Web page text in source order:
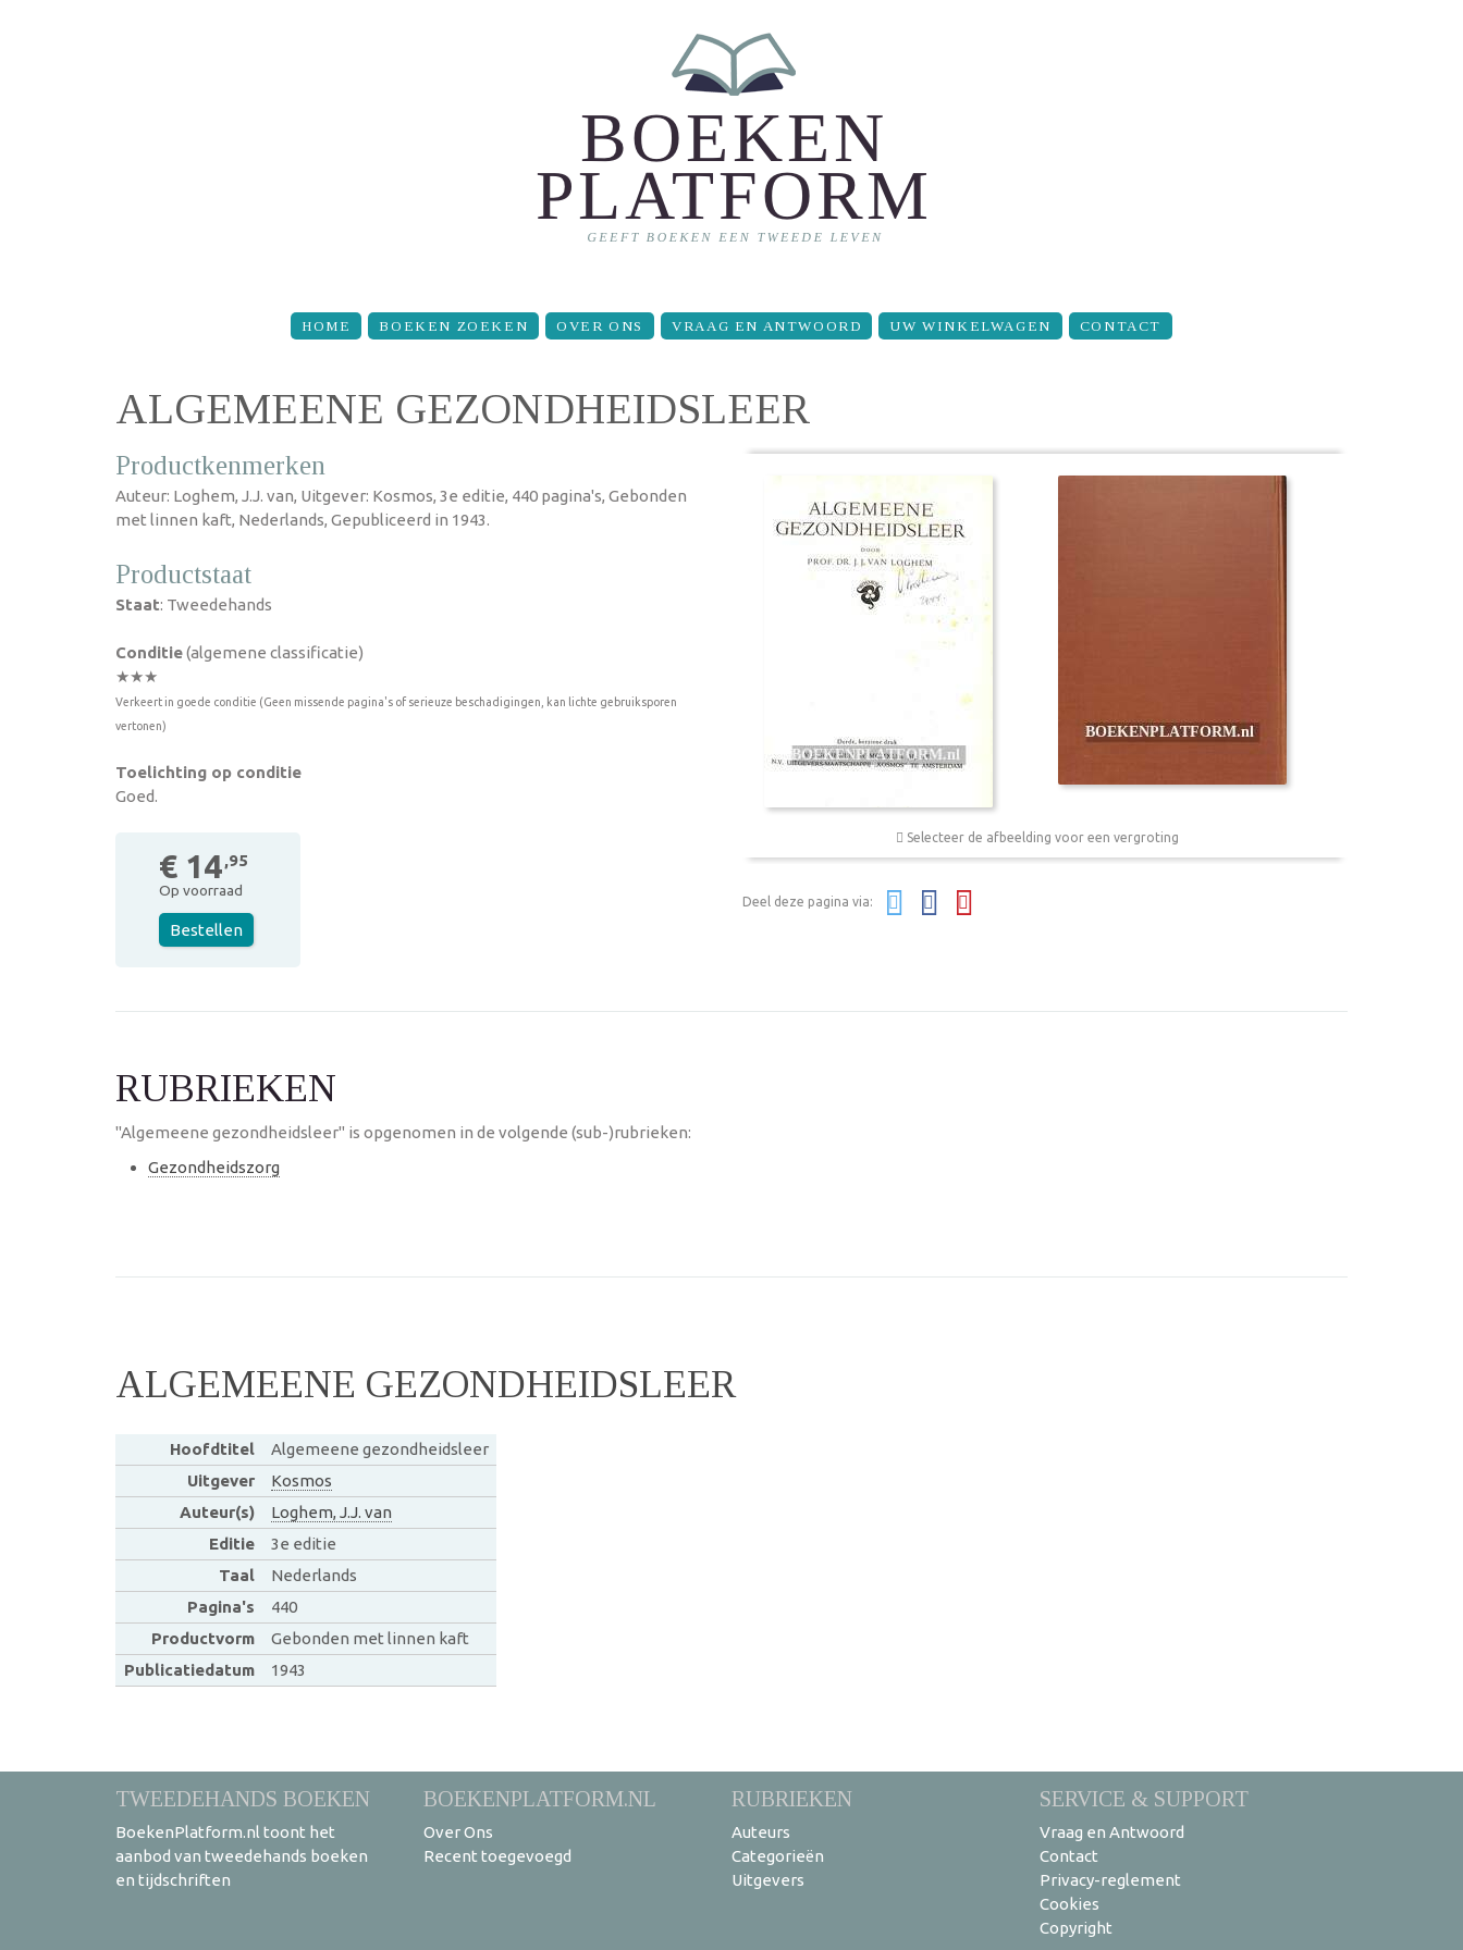
HOME BOEKEN ZOEKEN OVER ONS VRAAG EN ANTWOORD UW WINKELWAGEN CONTACT
ALGEMEENE GEZONDHEIDSLEER
Productkenmerken
Auteur: Loghem, J.J. van, Uitgever: Kosmos, 3e editie, 440 pagina's, Gebonden
met linnen kaft, Nederlands, Gepubliceerd in 1943.
Productstaat
Staat: Tweedehands
Conditie(algemene classificatie)
★★★
Verkeert in goede conditie (Geen missende pagina's of serieuze beschadigingen, kan lichte gebruiksporen
vertonen)
Toelichting op conditie
Goed.
€ 14,95
Op voorraad
Bestellen
Selecteer de afbeelding voor een vergroting
Deel deze pagina via:
RUBRIEKEN
"Algemeene gezondheidsleer" is opgenomen in de volgende (sub-)rubrieken:
Gezondheidszorg
ALGEMEENE GEZONDHEIDSLEER
Hoofdtitel
Algemeene gezondheidsleer
Uitgever
Kosmos
Auteur(s)
Loghem, J.J. van
Editie
3e editie
Taal
Nederlands
Pagina's
440
Productvorm
Gebonden met linnen kaft
Publicatiedatum
1943
TWEEDEHANDS BOEKEN
BoekenPlatform.nl toont het
aanbod van tweedehands boeken
en tijdschriften
BOEKENPLATFORM.NL
Over Ons
Recent toegevoegd
RUBRIEKEN
Auteurs
Categorieën
Uitgevers
SERVICE & SUPPORT
Vraag en Antwoord
Contact
Privacy-reglement
Cookies
Copyright